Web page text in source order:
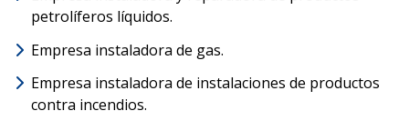
petrolíferos líquidos.
Empresa instaladora de gas.
Empresa instaladora de instalaciones de productos
contra incendios.